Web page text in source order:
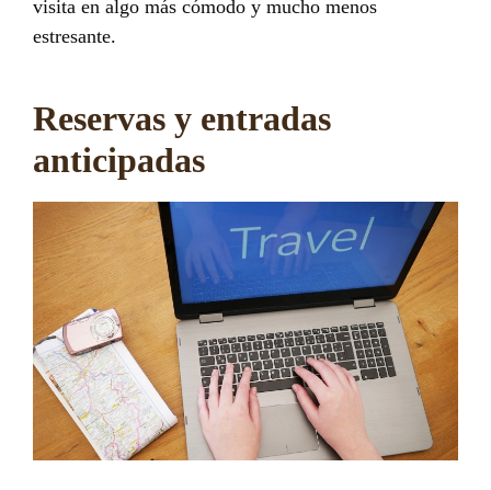
visita en algo más cómodo y mucho menos
estresante.
Reservas y entradas
anticipadas